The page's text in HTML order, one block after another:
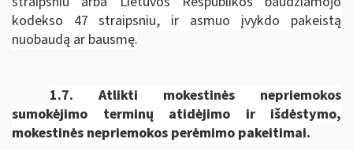
kodekso 47 straipsniu, ir asmuo įvykdo pakeistą
nuobaudą ar bausmę.
1.7.
Atlikti mokestinės nepriemokos
sumokėjimo terminų atidėjimo ir išdėstymo,
mokestinės nepriemokos perėmimo pakeitimai.